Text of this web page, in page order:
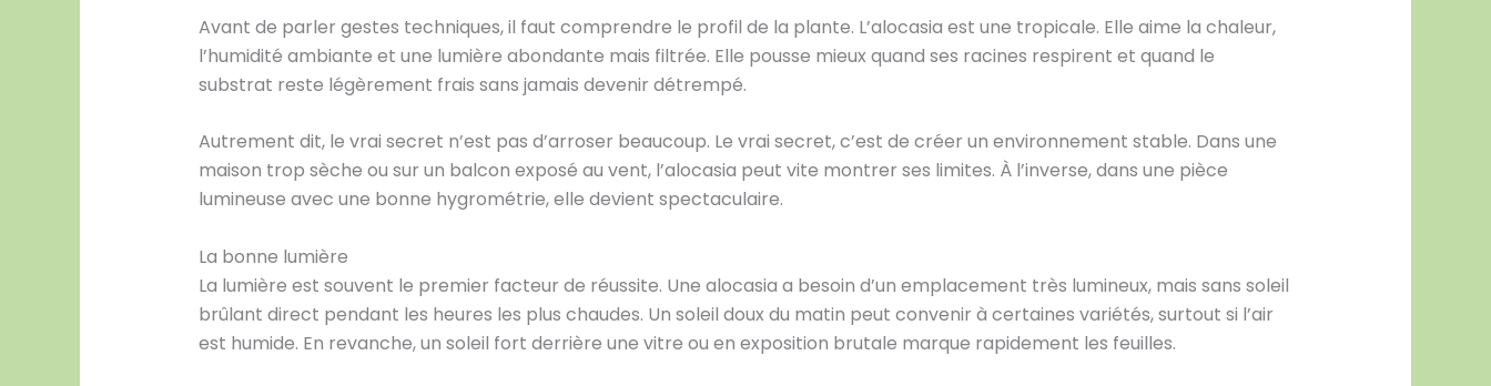
Avant de parler gestes techniques, il faut comprendre le profil de la plante. L’alocasia est une tropicale. Elle aime la chaleur,
l’humidité ambiante et une lumière abondante mais filtrée. Elle pousse mieux quand ses racines respirent et quand le
substrat reste légèrement frais sans jamais devenir détrempé.
Autrement dit, le vrai secret n’est pas d’arroser beaucoup. Le vrai secret, c’est de créer un environnement stable. Dans une
maison trop sèche ou sur un balcon exposé au vent, l’alocasia peut vite montrer ses limites. À l’inverse, dans une pièce
lumineuse avec une bonne hygrométrie, elle devient spectaculaire.
La bonne lumière
La lumière est souvent le premier facteur de réussite. Une alocasia a besoin d’un emplacement très lumineux, mais sans soleil
brûlant direct pendant les heures les plus chaudes. Un soleil doux du matin peut convenir à certaines variétés, surtout si l’air
est humide. En revanche, un soleil fort derrière une vitre ou en exposition brutale marque rapidement les feuilles.